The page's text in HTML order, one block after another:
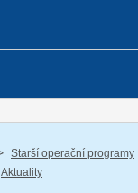
Starší operační programy
Aktuality